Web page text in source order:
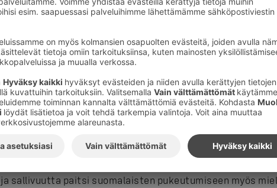
Näkyvä merkitys Prisman pukeutumisen
Prisman käyttötavarakaupan myyntijohtajaPäivi Hole
näkyvän myyntitilastoissa.
”Antti Tapani -brändillä on ollut näkyvä merkitys Prisman
koko marketkaupan vaatemyynnille. Antti Tapani on ollut
olemme nyt suomalaisten suosituin paikka ostaa
myös esimerkiksi sosiaalisessa mediassa ja näemme
ihmisten päällä erilaisissa käyttötilanteissa – juuri niin kuin
Holen mukaan Antti Tapani on alansa suunnannäyttäjä,
ja sallivuutta paitsi suomalaisten pukeutumiseen myös